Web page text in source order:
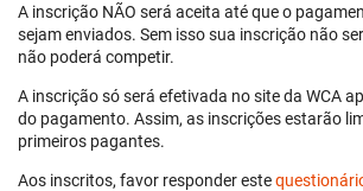
A inscrição NÃO será aceita até que o
sejam enviados. Sem isso sua inscrição não
não poderá competir.
A inscrição só será efetivada no site da WCA
do pagamento. Assim, as inscrições estarão
primeiros pagantes.
Aos inscritos, favor responder este